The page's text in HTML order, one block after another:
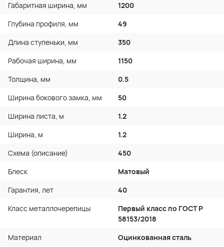
Габаритная ширина, мм
1200
Глубина профиля, мм
49
Длина ступеньки, мм
350
Рабочая ширина, мм
1150
Толщина, мм
0.5
Ширина бокового замка, мм
50
Ширина листа, м
1.2
Ширина, м
1.2
Схема (описание)
450
Блеск
Матовый
Гарантия, лет
40
Класс металлочерепицы
Первый класс по ГОСТ P
58153/2018
Материал
Оцинкованная сталь